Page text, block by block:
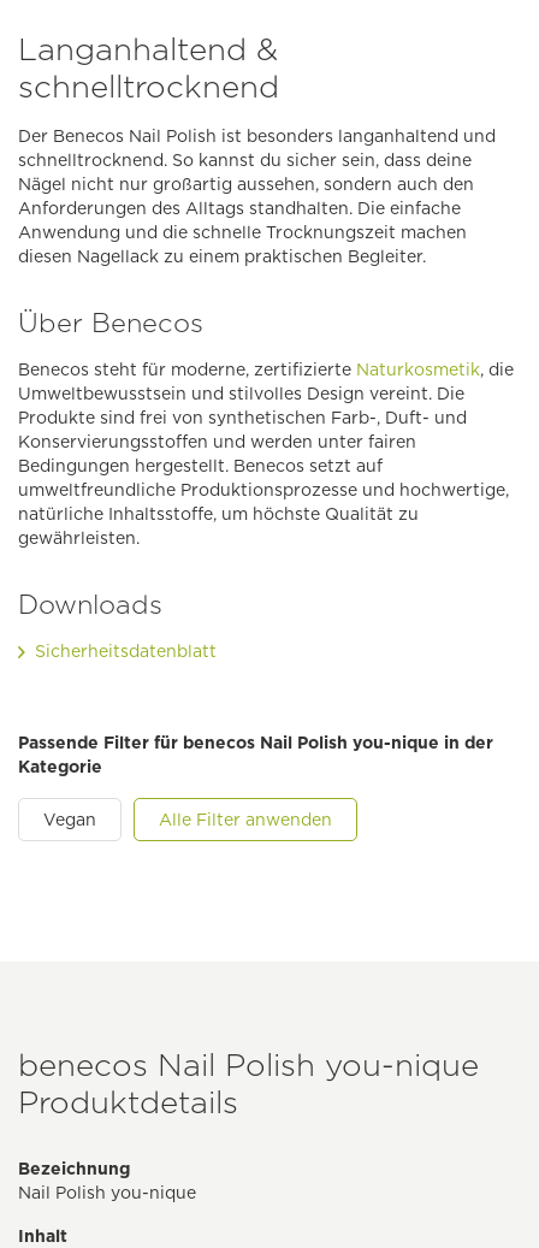
Langanhaltend &
schnelltrocknend
Der Benecos Nail Polish ist besonders langanhaltend und
schnelltrocknend. So kannst du sicher sein, dass deine
Nägel nicht nur großartig aussehen, sondern auch den
Anforderungen des Alltags standhalten. Die einfache
Anwendung und die schnelle Trocknungszeit machen
diesen Nagellack zu einem praktischen Begleiter.
Über Benecos
Benecos steht für moderne, zertifizierte Naturkosmetik, die
Umweltbewusstsein und stilvolles Design vereint. Die
Produkte sind frei von synthetischen Farb-, Duft- und
Konservierungsstoffen und werden unter fairen
Bedingungen hergestellt. Benecos setzt auf
umweltfreundliche Produktionsprozesse und hochwertige,
natürliche Inhaltsstoffe, um höchste Qualität zu
gewährleisten.
Downloads
Sicherheitsdatenblatt
Passende Filter für benecos Nail Polish you-nique in der
Kategorie
Vegan Alle Filter anwenden
benecos Nail Polish you-nique
Produktdetails
Bezeichnung
Nail Polish you-nique
Inhalt